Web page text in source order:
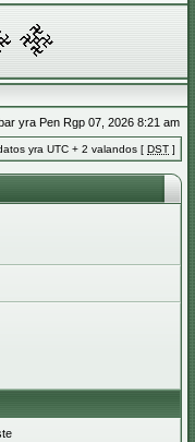
yra Pen Rgp 07, 2026 8:21 am
yra UTC + 2 valandos [ DST ]